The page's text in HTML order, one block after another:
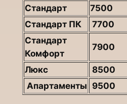
Стандарт
7500
Стандарт ПК
7700
Стандарт
Комфорт
7900
Люкс 8500
Апартаменты 9500